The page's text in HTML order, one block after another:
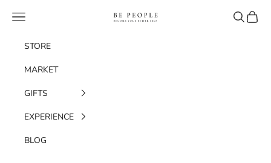
bepeople.co
Menü Ara Sepet
STORE
MARKET
GIFTS
EXPERIENCE
BLOG